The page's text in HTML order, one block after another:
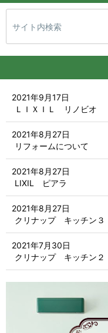
索:
ＬＩＸＩＬ リノビオ
2021年9月17日
リフォームについて
2021年8月27日
LIXIL ピアラ
2021年8月27日
クリナップ キッチン３
2021年8月27日
クリナップ キッチン２
2021年7月30日